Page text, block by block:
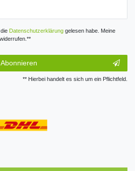
Daten­schutz­erklärunggelesen habe. Meine
Abonnieren
** Hierbei handelt es sich um ein Pflichtfeld.